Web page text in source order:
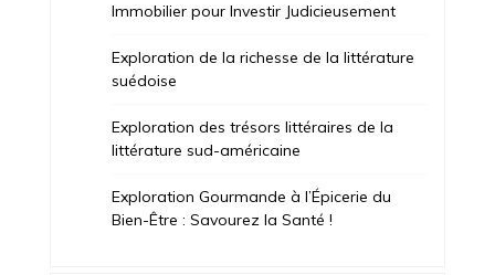
Immobilier pour Investir Judicieusement
Exploration de la richesse de la littérature
suédoise
Exploration des trésors littéraires de la
littérature sud-américaine
Exploration Gourmande à l’Épicerie du
Bien-Être : Savourez la Santé !